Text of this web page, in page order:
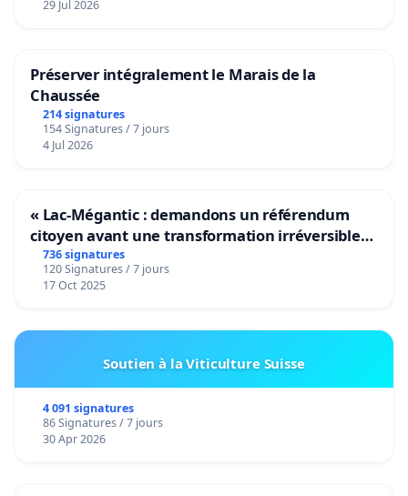
29 Jul 2026
Préserver intégralement le Marais de la
Chaussée
214 signatures
154 Signatures / 7 jours
4 Jul 2026
« Lac-Mégantic : demandons un référendum
citoyen avant une transformation irréversible
de notre territoire »
736 signatures
120 Signatures / 7 jours
17 Oct 2025
Soutien à la Viticulture Suisse
4 091 signatures
86 Signatures / 7 jours
30 Apr 2026